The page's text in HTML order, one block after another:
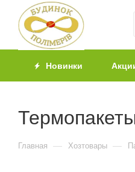
Новинки
Главная — Хозтовары —